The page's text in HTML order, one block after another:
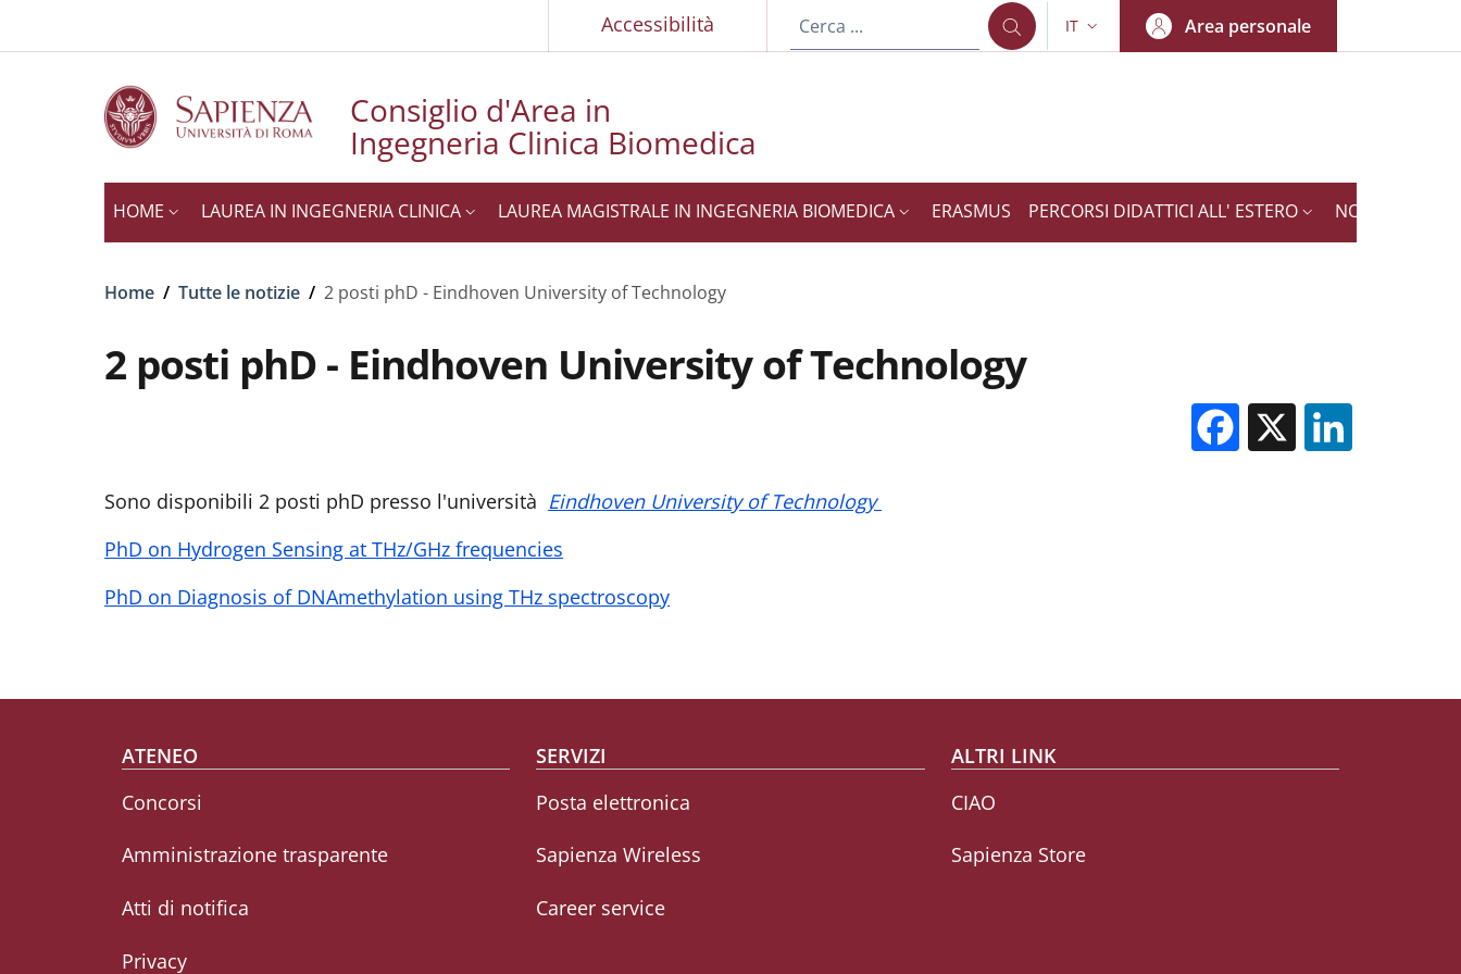
Accessibilità SELETTORE LINGUA: CURRENT LANGUAGE
IT Area personale
Consiglio d'Area in
Ingegneria Clinica Biomedica
HOME LAUREA IN INGEGNERIA CLINICA LAUREA MAGISTRALE IN INGEGNERIA BIOMEDICA ERASMUS PERCORSI DIDATTICI ALL' ESTERO NOTIZIE
Briciole di pane
Home / Tutte le notizie / 2 posti phD - Eindhoven University of Technology
2 posti phD - Eindhoven University of Technology
Facebook
X
Sono disponibili 2 posti phD presso l'università Eindhoven University of Technology
PhD on Hydrogen Sensing at THz/GHz frequencies
PhD on Diagnosis of DNAmethylation using THz spectroscopy
Footer menu
ATENEO
Concorsi
Amministrazione trasparente
Atti di notifica
Privacy
SERVIZI
Posta elettronica
Sapienza Wireless
Career service
ALTRI LINK
CIAO
Sapienza Store